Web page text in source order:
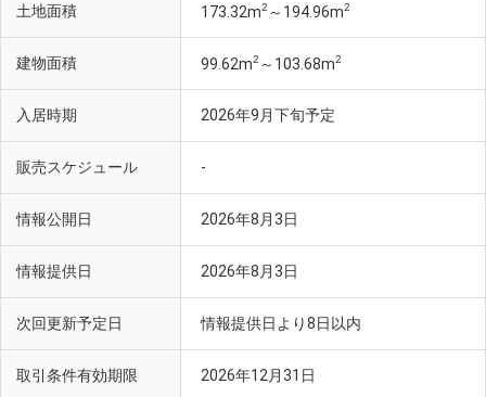
土地面積 173.32m2 ～194.96m2
建物面積 99.62m2 ～103.68m2
入居時期 2026年9月下旬予定
販売スケジュール -
情報公開日 2026年8月3日
情報提供日 2026年8月3日
次回更新予定日 情報提供日より8日以内
取引条件有効期限 2026年12月31日